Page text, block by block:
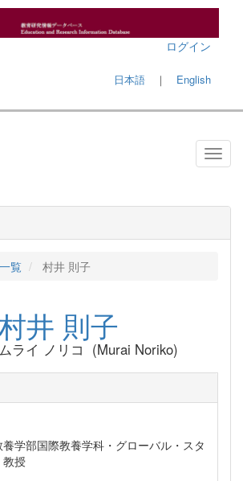
ログイン
日本語 ｜ English
覧 村井 則子
井 則子
ムライ ノリコ (Murai Noriko)
養学部国際教養学科・グローバル・スタ
教授